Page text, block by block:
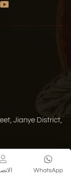
سياسة
WhatsApp